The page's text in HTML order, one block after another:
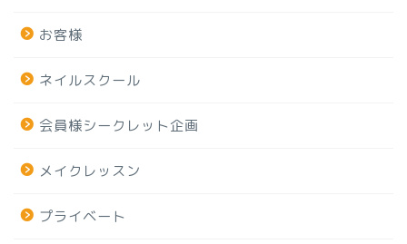
お客様
ネイルスクール
会員様シークレット企画
メイクレッスン
プライベート